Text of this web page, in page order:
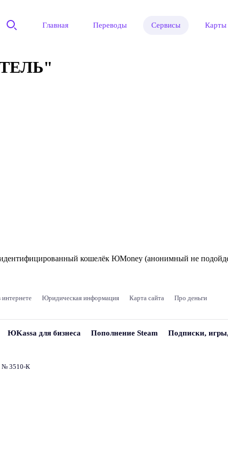
Главная Переводы Сервисы Карты
кошелёк ЮMoney (анонимный не
интернете Юридическая информация Карта сайта Про деньги
ЮKassa для бизнеса Пополнение Steam Подписки,
№ 3510‑К